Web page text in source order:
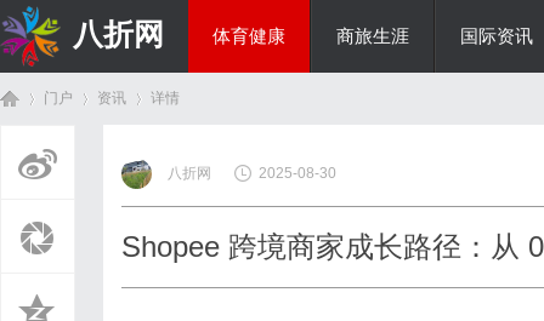
八折网 体育健康 商旅生涯 国际资讯
门户 资讯
›
详情
八折网 2025-08-30
Shopee 跨境商家成长路径：从